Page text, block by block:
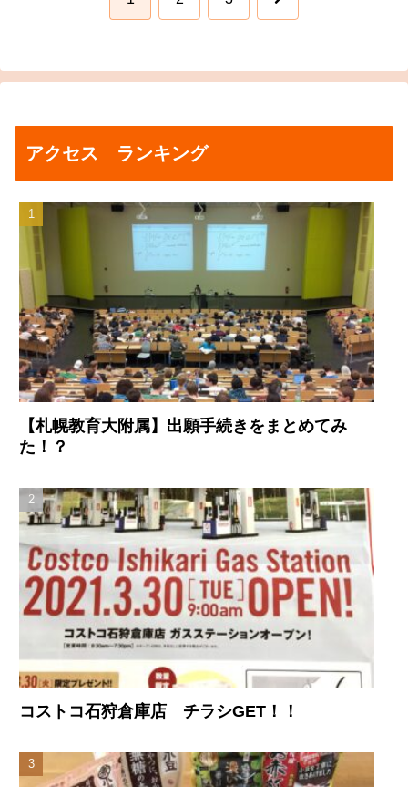
アクセス ランキング
【札幌教育大附属】出願手続きをまとめてみ
た！？
コストコ石狩倉庫店 チラシGET！！